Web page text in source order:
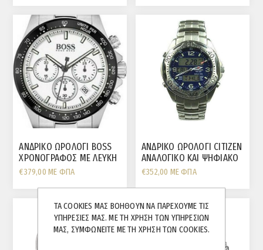
ΑΝΔΡΙΚΟ ΩΡΟΛΟΓΙ BOSS
ΧΡΟΝΟΓΡΑΦΟΣ ME ΛΕΥΚΗ
ΠΛΑΚΑ ΜΠΡΑΣΕΛΕ
€379,00 ΜΕ ΦΠΑ
ΑΝΔΡΙΚΟ ΩΡΟΛΟΓΙ CITIZEN
ΑΝΑΛΟΓΙΚΟ ΚΑΙ ΨΗΦΙΑΚΟ
ΜΕ ΜΠΡΑΣΕΛΕ
€352,00 ΜΕ ΦΠΑ
ΤΑ COOKIES ΜΑΣ ΒΟΗΘΟΎΝ ΝΑ ΠΑΡΈΧΟΥΜΕ ΤΙΣ
ΥΠΗΡΕΣΊΕΣ ΜΑΣ. ΜΕ ΤΗ ΧΡΉΣΗ ΤΩΝ ΥΠΗΡΕΣΙΏΝ
ΜΑΣ, ΣΥΜΦΩΝΕΊΤΕ ΜΕ ΤΗ ΧΡΉΣΗ ΤΩΝ COOKIES.